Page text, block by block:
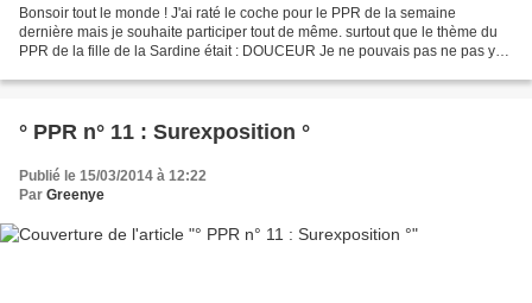
Bonsoir tout le monde ! J'ai raté le coche pour le PPR de la semaine
dernière mais je souhaite participer tout de même. surtout que le thème du
PPR de la fille de la Sardine était : DOUCEUR Je ne pouvais pas ne pas y
° PPR n° 11 : Surexposition °
Publié le 15/03/2014 à 12:22
Par Greenye